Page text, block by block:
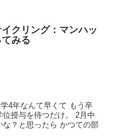
クリング：マンハッ
みる
4年なんて早くて もう卒
授与を待つだけ。 2月中
？と思ったら かつての部